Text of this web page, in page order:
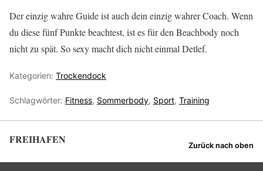
Der einzig wahre Guide ist auch dein einzig wahrer Coach. Wenn
du diese fünf Punkte beachtest, ist es für den Beachbody noch
nicht zu spät. So sexy macht dich nicht einmal Detlef.
Kategorien: Trockendock
Schlagwörter: Fitness, Sommerbody, Sport, Training
FREIHAFEN Zurück nach oben